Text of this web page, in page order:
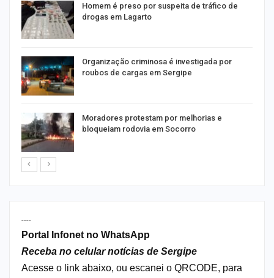
Homem é preso por suspeita de tráfico de
drogas em Lagarto
Organização criminosa é investigada por
roubos de cargas em Sergipe
Moradores protestam por melhorias e
bloqueiam rodovia em Socorro
----
Portal Infonet no WhatsApp
Receba no celular notícias de Sergipe
Acesse o link abaixo, ou escanei o QRCODE, para